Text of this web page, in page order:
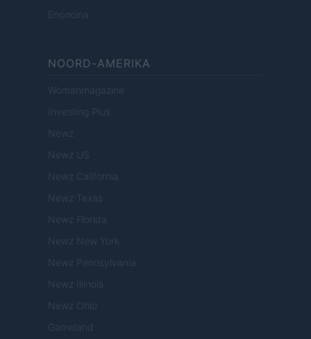
Encocina
NOORD-AMERIKA
Womanmagazine
Investing Plus
Newz
Newz US
Newz California
Newz Texas
Newz Florida
Newz New York
Newz Pennsylvania
Newz Illinois
Newz Ohio
Gameland